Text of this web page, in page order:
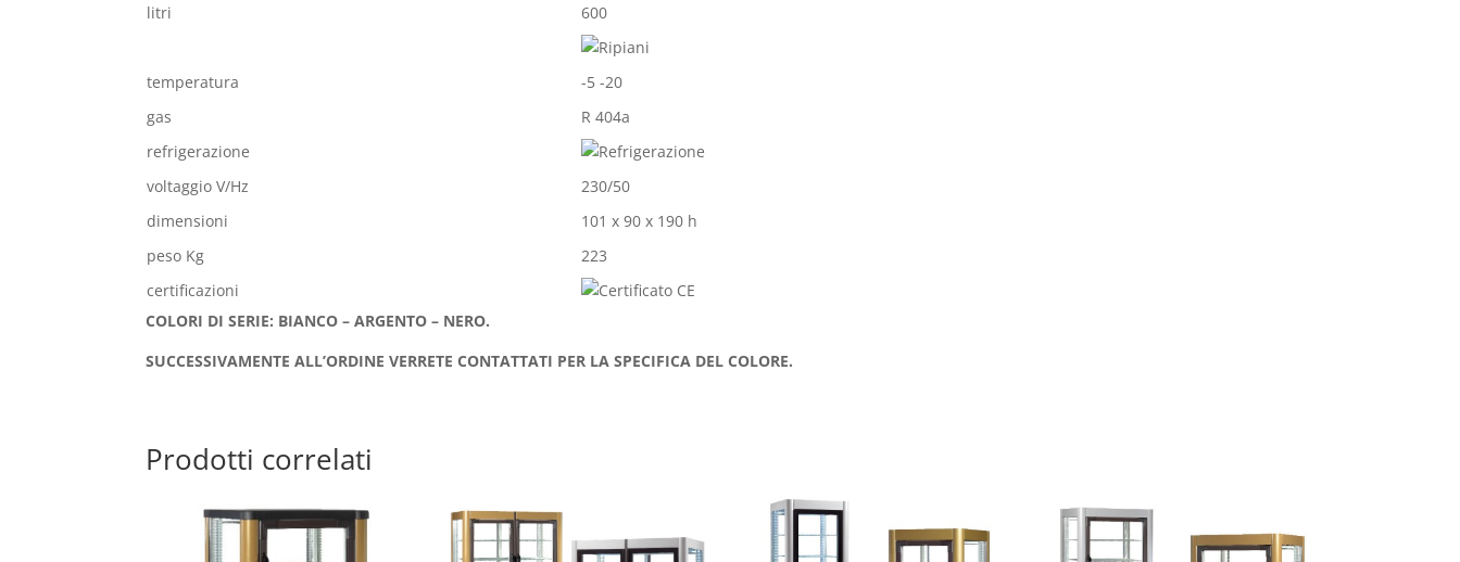
litri
600
temperatura
-5 -20
gas
R 404a
refrigerazione
voltaggio V/Hz
230/50
dimensioni
101 x 90 x 190 h
peso Kg
223
certificazioni
COLORI DI SERIE: BIANCO – ARGENTO – NERO.
SUCCESSIVAMENTE ALL’ORDINE VERRETE CONTATTATI PER LA SPECIFICA DEL COLORE.
Prodotti correlati